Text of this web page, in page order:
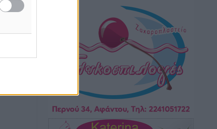
πριν 9 ώρες
Πάνθηρες: Ξεκίνησαν αισιόδοξοι για
την παρθενική “πτήση” τους
Αθλητικά• πριν 9 ώρες
Άρης Αρχαγγέλου: Στο πλευρό του
άτυχου Ιάκωβου Θωμά
Αθλητικά πριν 9 ώρες